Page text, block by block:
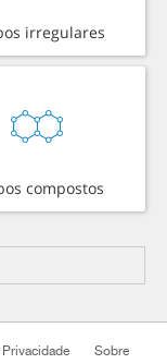
irregulares
compostos
Sobre